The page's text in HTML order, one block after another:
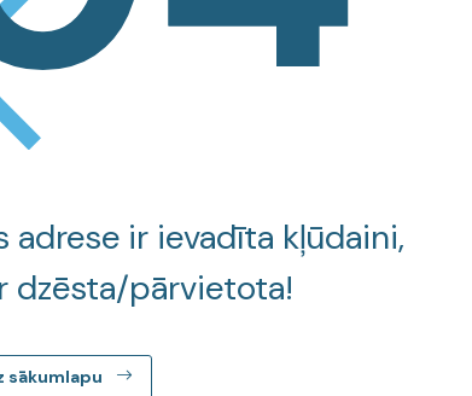
adrese ir ievadīta kļūdaini,
dzēsta/pārvietota!
sākumlapu